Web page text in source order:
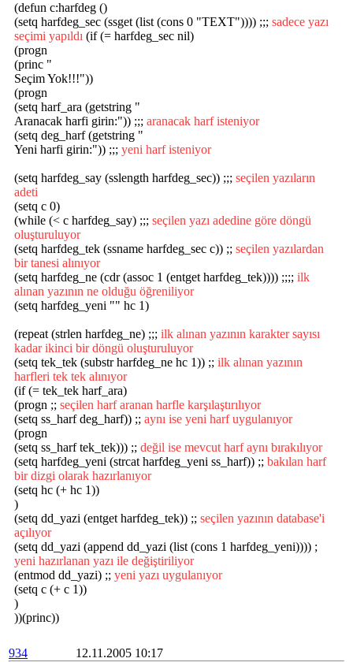
(defun c:harfdeg ()
(setq harfdeg_sec (ssget (list (cons 0 "TEXT")))) ;;; sadece yazı
seçimi yapıldı (if (= harfdeg_sec nil)
(progn
(princ "
Seçim Yok!!!"))
(progn
(setq harf_ara (getstring "
Aranacak harfi girin:")) ;;; aranacak harf isteniyor
(setq deg_harf (getstring "
Yeni harfi girin:")) ;;; yeni harf isteniyor
(setq harfdeg_say (sslength harfdeg_sec)) ;;; seçilen yazıların
adeti
(setq c 0)
(while (< c harfdeg_say) ;;; seçilen yazı adedine göre döngü
oluşturuluyor
(setq harfdeg_tek (ssname harfdeg_sec c)) ;; seçilen yazılardan
bir tanesi alınıyor
(setq harfdeg_ne (cdr (assoc 1 (entget harfdeg_tek)))) ;;;; ilk
alınan yazının ne olduğu öğreniliyor
(setq harfdeg_yeni "" hc 1)
(repeat (strlen harfdeg_ne) ;;; ilk alınan yazının karakter sayısı
kadar ikinci bir döngü oluşturuluyor
(setq tek_tek (substr harfdeg_ne hc 1)) ;; ilk alınan yazının
harfleri tek tek alınıyor
(if (= tek_tek harf_ara)
(progn ;; seçilen harf aranan harfle karşılaştırılıyor
(setq ss_harf deg_harf)) ;; aynı ise yeni harf uygulanıyor
(progn
(setq ss_harf tek_tek))) ;; değil ise mevcut harf aynı bırakılıyor
(setq harfdeg_yeni (strcat harfdeg_yeni ss_harf)) ;; bakılan harf
bir dizgi olarak hazırlanıyor
(setq hc (+ hc 1))
)
(setq dd_yazi (entget harfdeg_tek)) ;; seçilen yazının database'i
açılıyor
(setq dd_yazi (append dd_yazi (list (cons 1 harfdeg_yeni)))) ;
yeni hazırlanan yazı ile değiştiriliyor
(entmod dd_yazi) ;; yeni yazı uygulanıyor
(setq c (+ c 1))
)
))(princ))
934
12.11.2005 10:17